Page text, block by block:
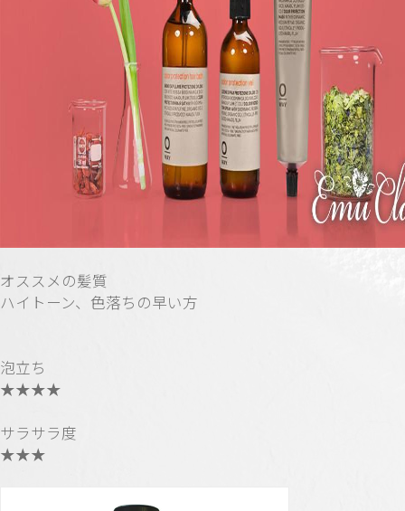
オススメの髪質
ハイトーン、色落ちの早い方
泡立ち
★★★★
サラサラ度
★★★